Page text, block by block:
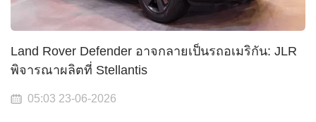
Land Rover Defender อาจกลายเป็นรถอเมริกัน: JLR
พิจารณาผลิตที่ Stellantis
05:03 23-06-2026